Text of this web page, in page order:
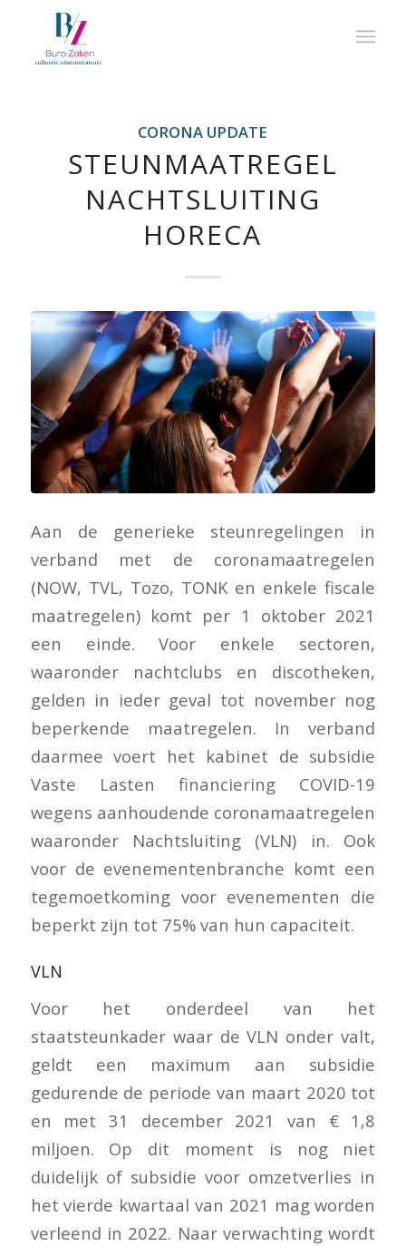
CORONA UPDATE
STEUNMAATREGEL
NACHTSLUITING
HORECA
Aan de generieke steunregelingen in
verband met de coronamaatregelen
(NOW, TVL, Tozo, TONK en enkele fiscale
maatregelen) komt per 1 oktober 2021
een einde. Voor enkele sectoren,
waaronder nachtclubs en discotheken,
gelden in ieder geval tot november nog
beperkende maatregelen. In verband
daarmee voert het kabinet de subsidie
Vaste Lasten financiering COVID-19
wegens aanhoudende coronamaatregelen
waaronder Nachtsluiting (VLN) in. Ook
voor de evenementenbranche komt een
tegemoetkoming voor evenementen die
beperkt zijn tot 75% van hun capaciteit.
VLN
Voor het onderdeel van het
staatsteunkader waar de VLN onder valt,
geldt een maximum aan subsidie
gedurende de periode van maart 2020 tot
en met 31 december 2021 van € 1,8
miljoen. Op dit moment is nog niet
duidelijk of subsidie voor omzetverlies in
het vierde kwartaal van 2021 mag worden
verleend in 2022. Naar verwachting wordt